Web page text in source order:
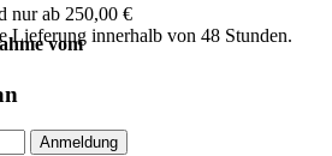
nur ab 250,00 €
Lieferung innerhalb von 48 Stunden.
vom